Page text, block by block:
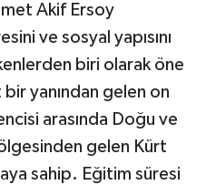
Akif Ersoy
ve sosyal yapısını
biri olarak öne
yanından gelen on
arasında Doğu ve
gelen Kürt
sahip. Eğitim süresi